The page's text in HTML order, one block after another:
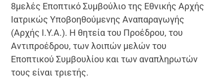
8μελές Εποπτικό Συμβούλιο της Εθνικής Αρχής
Ιατρικώς Υποβοηθούμενης Αναπαραγωγής
(Αρχής Ι.Υ.Α.). Η θητεία του Προέδρου, του
Αντιπροέδρου, των λοιπών μελών του
Εποπτικού Συμβουλίου και των αναπληρωτών
τους είναι τριετής.